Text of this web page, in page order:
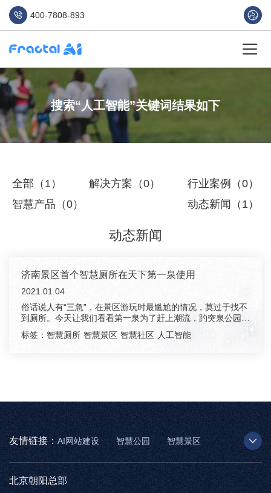
400-7808-893
搜索“人工智能”关键词结果如下
全部（1） 解决方案（0）
行业案例（0）
智慧产品（0）
动态新闻（1）
动态新闻
济南景区首个智慧厕所在天下第一泉使用
2021.01.04
俗话说人有“三急”，在景区游玩时最尴尬的情况，莫过于找不
到厕所。今天让我们看看第一泉为了赶上潮流，趵突泉公园南
门卫生间已...
标签： 智慧厕所 智慧景区 智慧社区 人工智能
友情链接： AI网站建设 智慧公园
智慧景区
AR太极
智慧博物馆 智能步道
北京朝阳总部